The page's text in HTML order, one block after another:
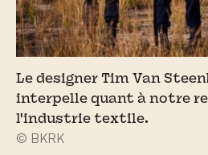
Le designer Tim Van
interpelle quant à notre
l'industrie textile.
© BKRK